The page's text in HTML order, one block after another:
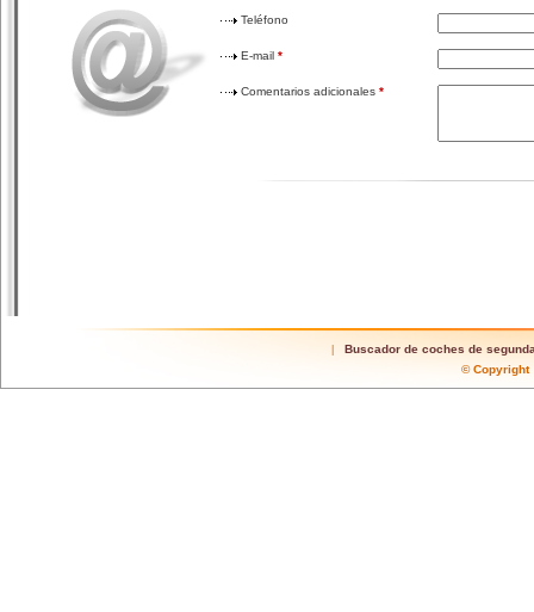
Teléfono
E-mail *
Comentarios adicionales *
Buscador de coches de
©